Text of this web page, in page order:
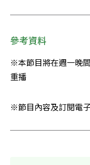
參考資料
※本節目將在週一晚
重播
※節目內容及訂閱電